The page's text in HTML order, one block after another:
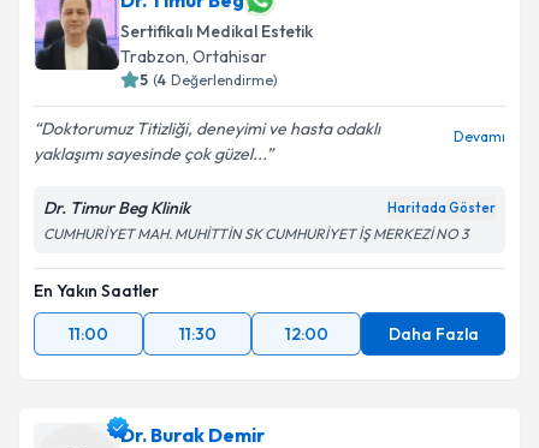
Sertifikalı Medikal Estetik
Trabzon, Ortahisar
5 (4 Değerlendirme)
Doktorumuz Titizliği, deneyimi ve hasta odaklı
yaklaşımı sayesinde çok güzel...
Devamı
Dr. Timur Beg Klinik Haritada Göster
CUMHURİYET MAH. MUHİTTİN SK CUMHURİYET İŞ MERKEZİ NO 3
En Yakın Saatler
11:00
11:30 12:00 Daha Fazla
Dr. Burak Demir